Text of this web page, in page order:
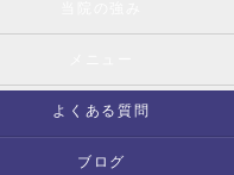
よくある質問
ブログ